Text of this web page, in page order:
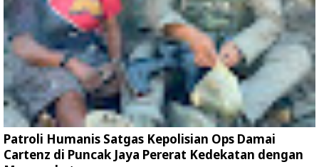
Patroli Humanis Satgas Kepolisian Ops Damai
Cartenz di Puncak Jaya Pererat Kedekatan dengan